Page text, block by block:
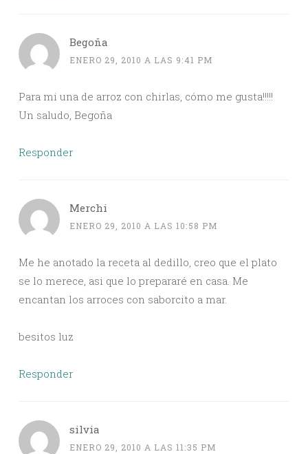
Begoña
ENERO 29, 2010 A LAS 9:41 PM
Para mi una de arroz con chirlas, cómo me gusta!!!!!
Un saludo, Begoña
Responder
Merchi
ENERO 29, 2010 A LAS 10:58 PM
Me he anotado la receta al dedillo, creo que el plato
se lo merece, asi que lo prepararé en casa. Me
encantan los arroces con saborcito a mar.
besitos luz
Responder
silvia
ENERO 29, 2010 A LAS 11:35 PM